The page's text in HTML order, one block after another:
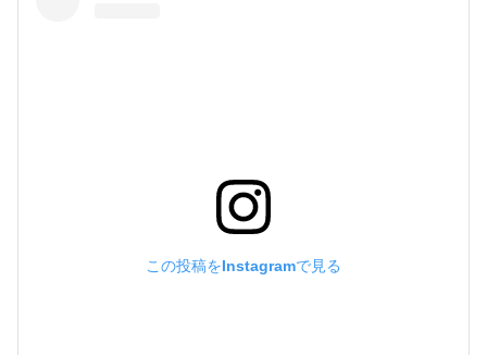
この投稿をInstagramで見る